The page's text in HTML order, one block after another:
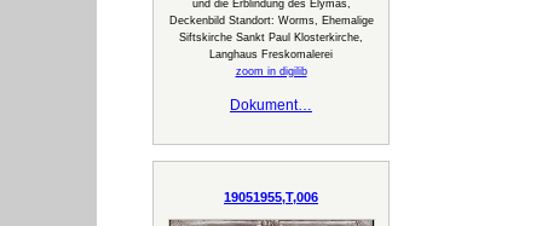
und die Erblindung des Elymas,
Deckenbild Standort: Worms, Ehemalige
Siftskirche Sankt Paul Klosterkirche,
Langhaus Freskomalerei
zoom in digilib
Dokument…
19051955,T,006